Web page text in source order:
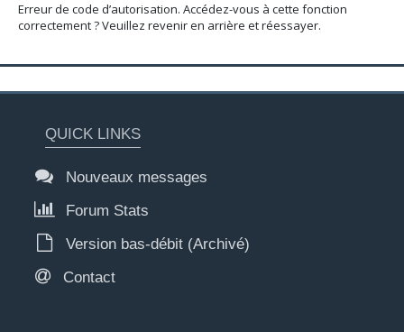
Erreur de code d’autorisation. Accédez-vous à cette fonction
correctement ? Veuillez revenir en arrière et réessayer.
QUICK LINKS
Nouveaux messages
Forum Stats
Version bas-débit (Archivé)
Contact